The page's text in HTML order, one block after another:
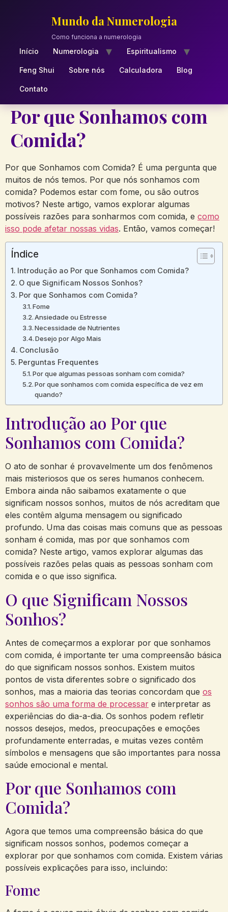
Mundo da Numerologia
Como funciona a numerologia
Início Numerologia Espiritualismo
Feng Shui Sobre nós Calculadora Blog
Contato
Por que Sonhamos com
Comida?
Por que Sonhamos com Comida? É uma pergunta que
muitos de nós temos. Por que nós sonhamos com
comida? Podemos estar com fome, ou são outros
motivos? Neste artigo, vamos explorar algumas
possíveis razões para sonharmos com comida, e como
isso pode afetar nossas vidas. Então, vamos começar!
Índice
Introdução ao Por que Sonhamos com Comida?
O que Significam Nossos Sonhos?
Por que Sonhamos com Comida?
Fome
Ansiedade ou Estresse
Necessidade de Nutrientes
Desejo por Algo Mais
Conclusão
Perguntas Frequentes
Por que algumas pessoas sonham com comida?
Por que sonhamos com comida específica de vez em
quando?
Introdução ao Por que
Sonhamos com Comida?
O ato de sonhar é provavelmente um dos fenômenos
mais misteriosos que os seres humanos conhecem.
Embora ainda não saibamos exatamente o que
significam nossos sonhos, muitos de nós acreditam que
eles contêm alguma mensagem ou significado
profundo. Uma das coisas mais comuns que as pessoas
sonham é comida, mas por que sonhamos com
comida? Neste artigo, vamos explorar algumas das
possíveis razões pelas quais as pessoas sonham com
comida e o que isso significa.
O que Significam Nossos
Sonhos?
Antes de começarmos a explorar por que sonhamos
com comida, é importante ter uma compreensão básica
do que significam nossos sonhos. Existem muitos
pontos de vista diferentes sobre o significado dos
sonhos, mas a maioria das teorias concordam que os
sonhos são uma forma de processar e interpretar as
experiências do dia-a-dia. Os sonhos podem refletir
nossos desejos, medos, preocupações e emoções
profundamente enterradas, e muitas vezes contêm
símbolos e mensagens que são importantes para nossa
saúde emocional e mental.
Por que Sonhamos com
Comida?
Agora que temos uma compreensão básica do que
significam nossos sonhos, podemos começar a
explorar por que sonhamos com comida. Existem várias
possíveis explicações para isso, incluindo:
Fome